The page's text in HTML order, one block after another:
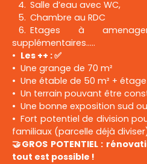
Salle d’eau avec WC,
Chambre au RDC
Etages à
supplémentaires.....
Les ++ : ✅
Une grange de 70 m²
Une étable de 50 m² + étage
Un terrain pouvant être
Une bonne exposition sud
Fort potentiel de division
familiaux (parcelle déjà
🤝GROS POTENTIEL :
tout est possible !